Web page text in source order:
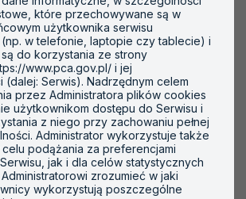
które przechowywane są w
użytkownika serwisu
w telefonie, laptopie czy tablecie) i
do korzystania ze strony
www.pca.gov.pl/ i jej
(dalej: Serwis). Nadrzędnym celem
przez Administratora plików cookies
użytkownikom dostępu do Serwisu i
z niego przy zachowaniu pełnej
Administrator wykorzystuje także
podążania za preferencjami
jak i dla celów statystycznych
zrozumieć w jaki
wykorzystują poszczególne